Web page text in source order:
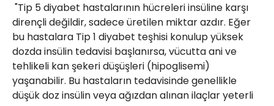
"Tip 5 diyabet hastalarının hücreleri insüline karşı
dirençli değildir, sadece üretilen miktar azdır. Eğer
bu hastalara Tip 1 diyabet teşhisi konulup yüksek
dozda insülin tedavisi başlanırsa, vücutta ani ve
tehlikeli kan şekeri düşüşleri (hipoglisemi)
yaşanabilir. Bu hastaların tedavisinde genellikle
düşük doz insülin veya ağızdan alınan ilaçlar yeterli